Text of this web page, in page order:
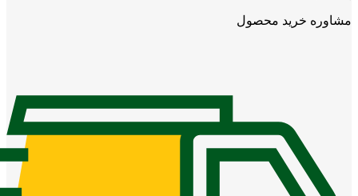
مشاوره خرید محصول